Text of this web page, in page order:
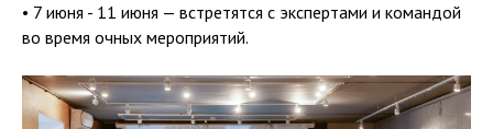
• 7 июня - 11 июня — встретятся с экспертами и командой
во время очных мероприятий.